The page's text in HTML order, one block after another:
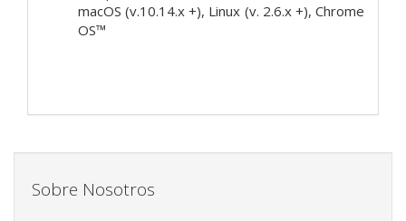
macOS (v.10.14.x +), Linux (v. 2.6.x +), Chrome
OS™
Sobre Nosotros